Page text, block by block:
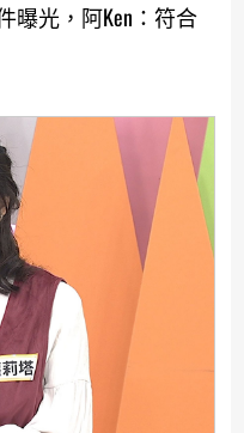
曝光，阿Ken：符合